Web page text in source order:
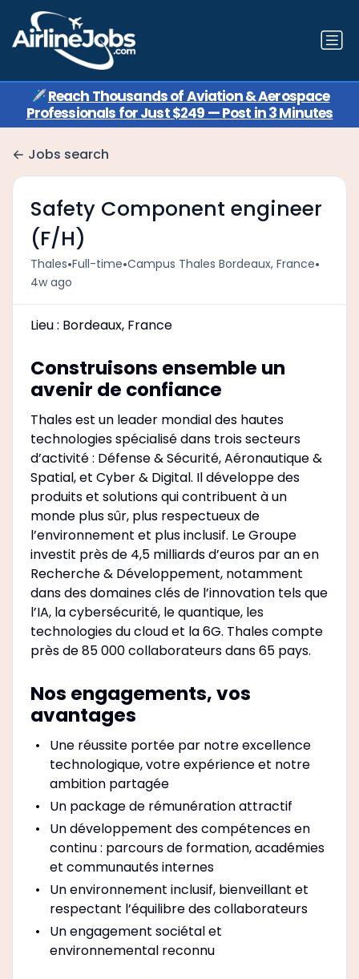
✈️Reach Thousands of Aviation & Aerospace
Professionals for Just $249 — Post in 3 Minutes
Jobs search
Safety Component engineer
(F/H)
Thales•Full-time•Campus Thales Bordeaux, France•
4w ago
Lieu : Bordeaux, France
Construisons ensemble un
avenir de confiance
Thales est un leader mondial des hautes
technologies spécialisé dans trois secteurs
d’activité : Défense & Sécurité, Aéronautique &
Spatial, et Cyber & Digital. Il développe des
produits et solutions qui contribuent à un
monde plus sûr, plus respectueux de
l’environnement et plus inclusif. Le Groupe
investit près de 4,5 milliards d’euros par an en
Recherche & Développement, notamment
dans des domaines clés de l’innovation tels que
l’IA, la cybersécurité, le quantique, les
technologies du cloud et la 6G. Thales compte
près de 85 000 collaborateurs dans 65 pays. ​
Nos engagements, vos
avantages
Une réussite portée par notre excellence
technologique, votre expérience et notre
ambition partagée
Un package de rémunération attractif
Un développement des compétences en
continu : parcours de formation, académies
et communautés internes
Un environnement inclusif, bienveillant et
respectant l’équilibre des collaborateurs
Un engagement sociétal et
environnemental reconnu